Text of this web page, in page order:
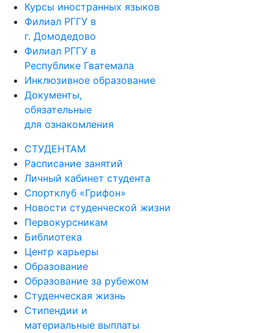
Курсы иностранных языков
Филиал РГГУ в
г. Домодедово
Филиал РГГУ в
Республике Гватемала
Инклюзивное образование
Документы,
обязательные
для ознакомления
СТУДЕНТАМ
Расписание занятий
Личный кабинет студента
Спортклуб «Грифон»
Новости студенческой жизни
Первокурсникам
Библиотека
Центр карьеры
Образование
Образование за рубежом
Студенческая жизнь
Стипендии и
материальные выплаты